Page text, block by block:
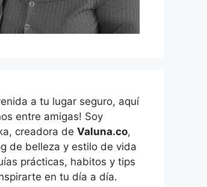
a tu lugar seguro, aquí
entre amigas! Soy
creadora de Valuna.co,
de belleza y estilo de vida
prácticas, habitos y tips
en tu día a día.